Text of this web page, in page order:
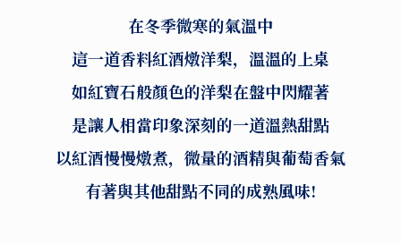
在冬季微寒的氣溫中
這一道香料紅酒燉洋梨，溫溫的上桌
如紅寶石般顏色的洋梨在盤中閃耀著
是讓人相當印象深刻的一道溫熱甜點
以紅酒慢慢燉煮，微量的酒精與葡萄香氣
有著與其他甜點不同的成熟風味!